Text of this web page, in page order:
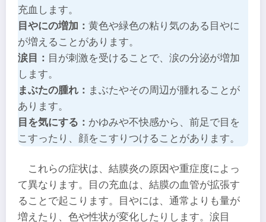
充血します。​
目やにの増加： ​黄色や緑色の粘り気のある目やに
が増えることがあります。
涙目：​ 目が刺激を受けることで、涙の分泌が増加
します。
まぶたの腫れ： まぶたやその周辺が腫れることが
あります。
目を気にする： かゆみや不快感から、前足で目を
こすったり、顔をこすりつけることがあります。
これらの症状は、結膜炎の原因や重症度によっ
て異なります。目の充血は、結膜の血管が拡張す
ることで起こります。目やには、通常よりも量が
増えたり、色や性状が変化したりします。涙目